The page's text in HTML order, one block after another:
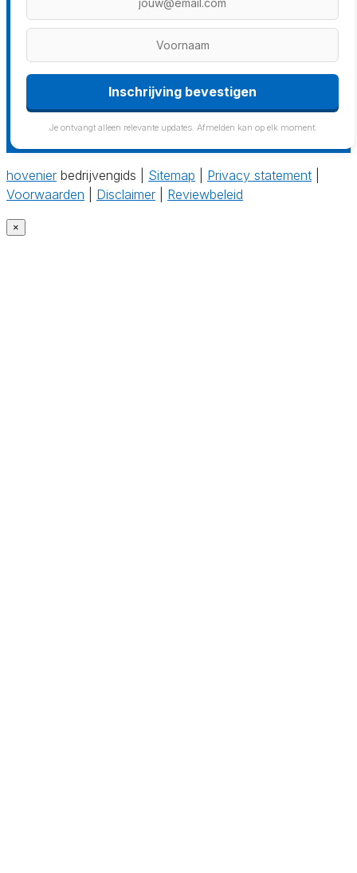
Inschrijving bevestigen
Je ontvangt alleen relevante updates. Afmelden kan op elk moment.
hovenier bedrijvengids | Sitemap Privacy statement
Voorwaarden
Disclaimer Reviewbeleid
×